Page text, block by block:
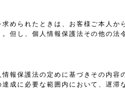
められたときは、お客様ご本人
但し、個人情報保護法その他の
報保護法の定めに基づきその内
成に必要な範囲内において、遅